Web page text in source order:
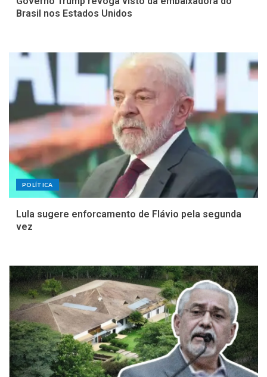
Brasil nos Estados Unidos
POLÍTICA
Lula sugere enforcamento de Flávio pela segunda
vez